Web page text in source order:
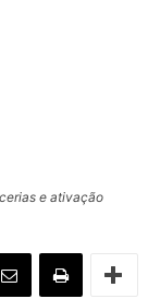
e ativação